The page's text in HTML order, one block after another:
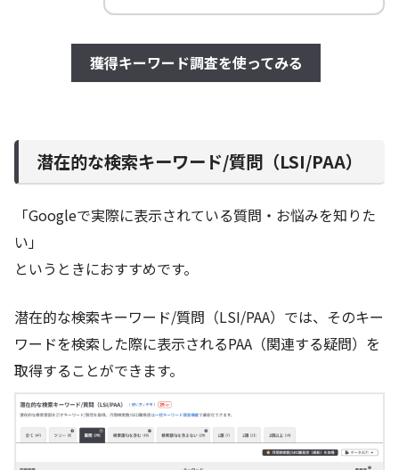
獲得キーワード調査を使ってみる
潜在的な検索キーワード/質問（LSI/PAA）
「Googleで実際に表示されている質問・お悩みを知りた
い」
というときにおすすめです。
潜在的な検索キーワード/質問（LSI/PAA）では、そのキー
ワードを検索した際に表示されるPAA（関連する疑問）を
取得することができます。